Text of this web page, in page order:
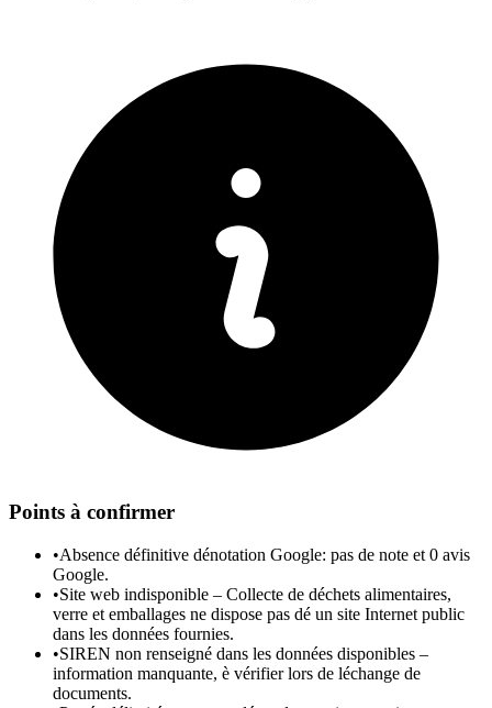
Points à confirmer
•Absence définitive dénotation Google: pas de note et 0 avis
Google.
•Site web indisponible – Collecte de déchets alimentaires,
verre et emballages ne dispose pas dé un site Internet public
dans les données fournies.
•SIREN non renseigné dans les données disponibles –
information manquante, è vérifier lors de léchange de
documents.